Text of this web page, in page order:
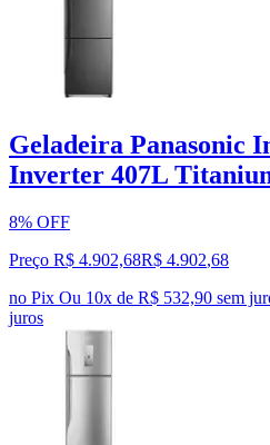
Geladeira Panasonic
Inverter 407L
8% OFF
Preço R$ 4.902,68R$ 4.902,68
no Pix Ou 10x de R$ 532,90 sem
juros